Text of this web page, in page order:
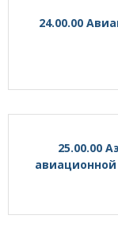
24.00.00
25.00.00